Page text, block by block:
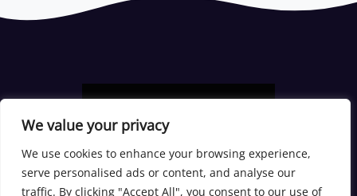
We value your privacy
We use cookies to enhance your browsing experience,
serve personalised ads or content, and analyse our
traffic. By clicking "Accept All", you consent to our use of